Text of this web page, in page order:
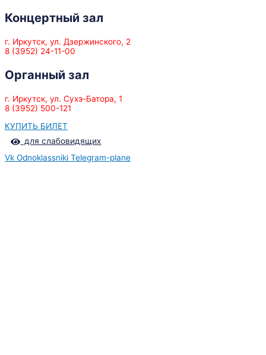
Концертный зал
г. Иркутск, ул. Дзержинского, 2
8 (3952) 24-11-00
Органный зал
г. Иркутск, ул. Сухэ-Батора, 1
8 (3952) 500-121
КУПИТЬ БИЛЕТ
для слабовидящих
Vk Odnoklassniki Telegram-plane